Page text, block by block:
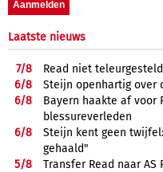
Laatste nieuws
7/8
Read niet
6/8
Steijn openhartig over
6/8
Bayern haakte af voor
blessureverleden
6/8
Steijn kent geen
gehaald"
5/8
Transfer Read naar AS